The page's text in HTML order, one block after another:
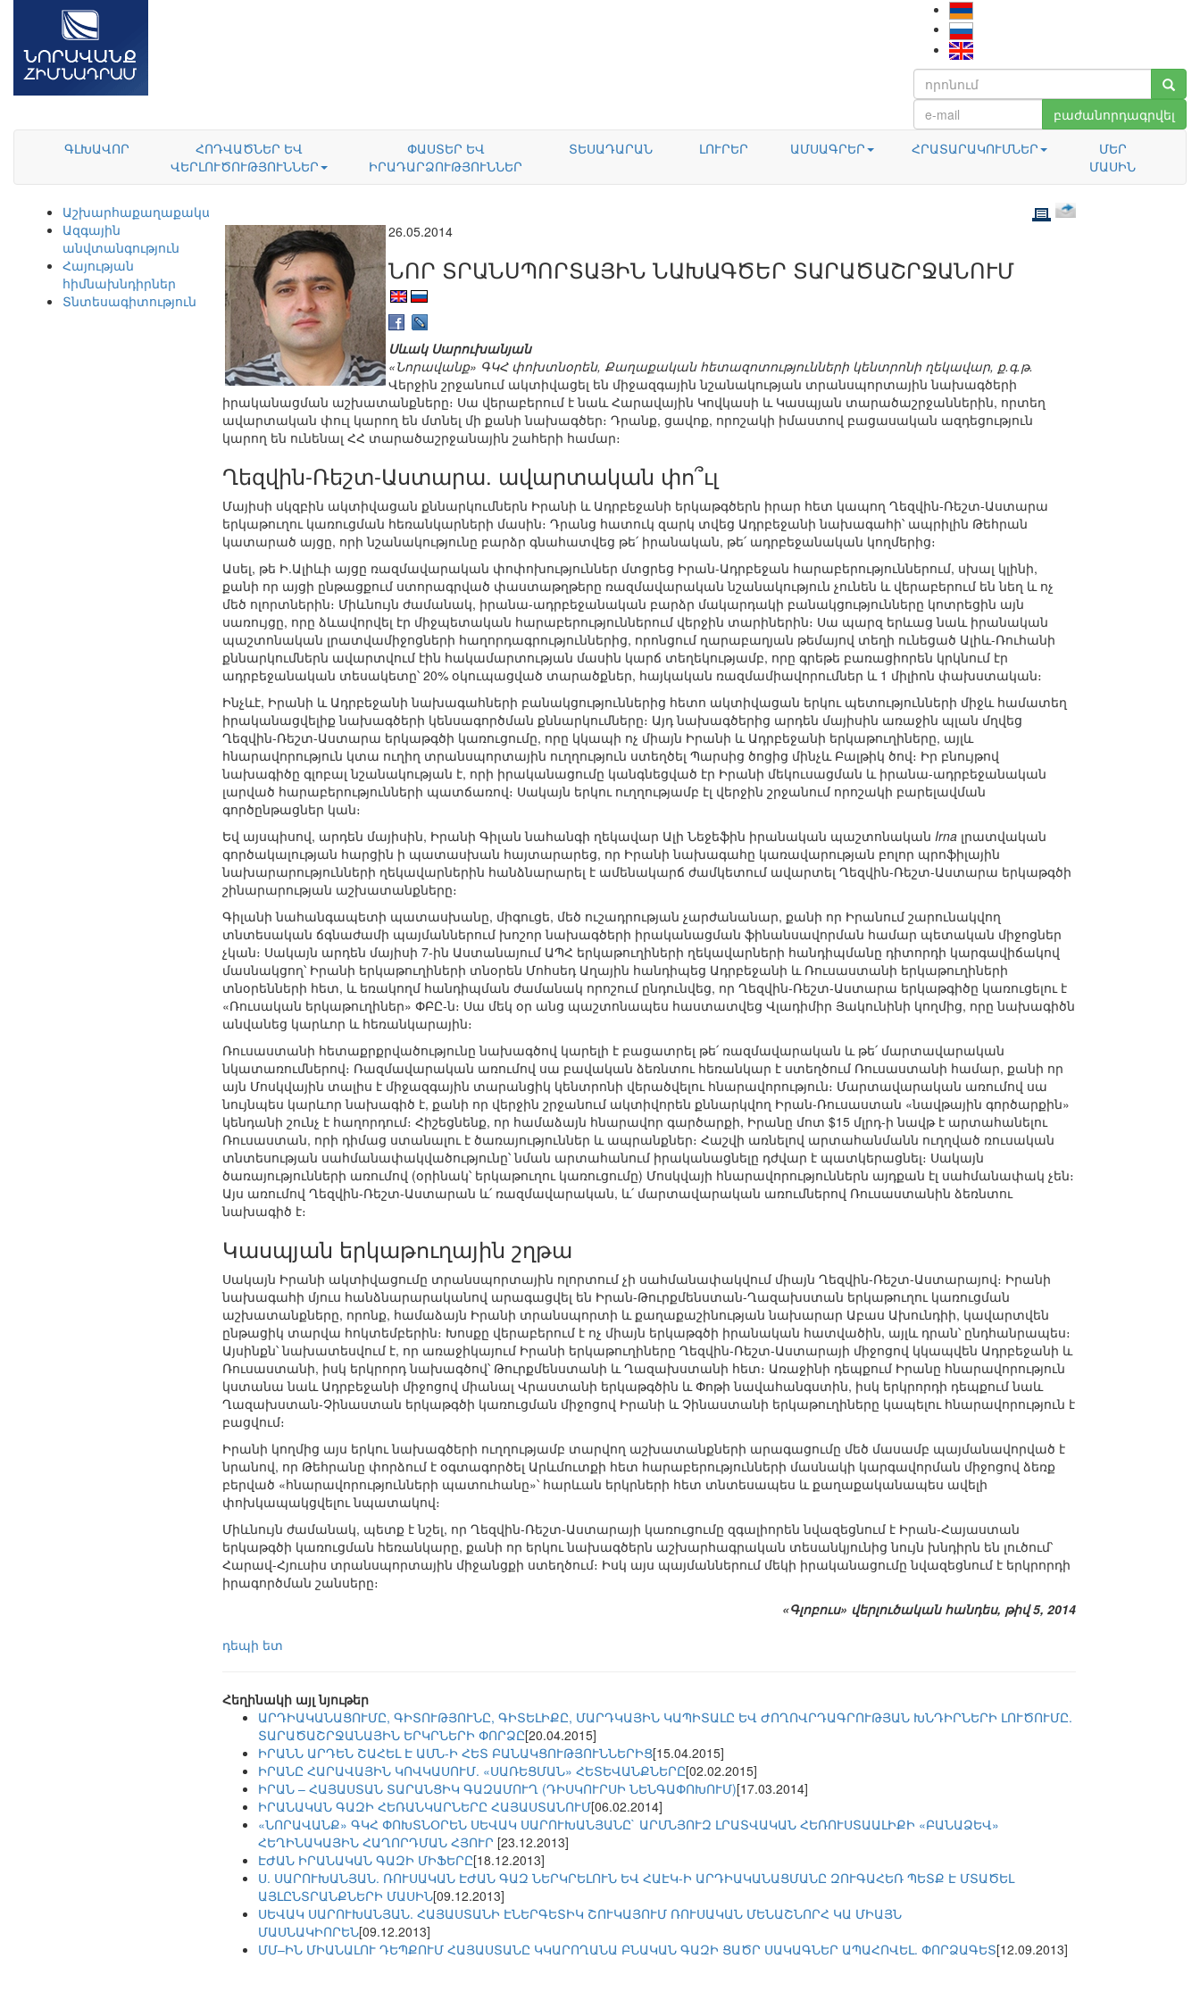
բաժանորդագրվել
ԳԼԽԱՎՈՐ
ՀՈԴՎԱԾՆԵՐ ԵՎ
ՎԵՐԼՈՒԾՈՒԹՅՈՒՆՆԵՐ
ՓԱՍՏԵՐ ԵՎ
ԻՐԱԴԱՐՁՈՒԹՅՈՒՆՆԵՐ
ՏԵՍԱԴԱՐԱՆ ԼՈՒՐԵՐ ԱՄՍԱԳՐԵՐ ՀՐԱՏԱՐԱԿՈՒՄՆԵՐ
ՄԵՐ
ՄԱՍԻՆ
Աշխարհաքաղաքականություն
Ազգային
անվտանգություն
Հայության
հիմնախնդիրներ
Տնտեսագիտություն
26.05.2014
ՆՈՐ ՏՐԱՆՍՊՈՐՏԱՅԻՆ ՆԱԽԱԳԾԵՐ ՏԱՐԱԾԱՇՐՋԱՆՈՒՄ
Սևակ Սարուխանյան
«Նորավանք» ԳԿՀ փոխտնօրեն, Քաղաքական հետազոտությունների կենտրոնի ղեկավար, ք.գ.թ.
Վերջին շրջանում ակտիվացել են միջազգային նշանակության տրանսպորտային նախագծերի
իրականացման աշխատանքները։ Սա վերաբերում է նաև Հարավային Կովկասի և Կասպյան տարածաշրջաններին, որտեղ
ավարտական փուլ կարող են մտնել մի քանի նախագծեր։ Դրանք, ցավոք, որոշակի իմաստով բացասական ազդեցություն
կարող են ունենալ ՀՀ տարածաշրջանային շահերի համար։
Ղեզվին-Ռեշտ-Աստարա. ավարտական փո՞ւլ
Մայիսի սկզբին ակտիվացան քննարկումներն Իրանի և Ադրբեջանի երկաթգծերն իրար հետ կապող Ղեզվին-Ռեշտ-Աստարա
երկաթուղու կառուցման հեռանկարների մասին։ Դրանց հատուկ զարկ տվեց Ադրբեջանի նախագահի՝ ապրիլին Թեհրան
կատարած այցը, որի նշանակությունը բարձր գնահատվեց թե՛ իրանական, թե՛ ադրբեջանական կողմերից։
Ասել, թե Ի.Ալիևի այցը ռազմավարական փոփոխություններ մտցրեց Իրան-Ադրբեջան հարաբերություններում, սխալ կլինի,
քանի որ այցի ընթացքում ստորագրված փաստաթղթերը ռազմավարական նշանակություն չունեն և վերաբերում են նեղ և ոչ
մեծ ոլորտներին։ Միևնույն ժամանակ, իրանա-ադրբեջանական բարձր մակարդակի բանակցությունները կոտրեցին այն
սառույցը, որը ձևավորվել էր միջպետական հարաբերություններում վերջին տարիներին։ Սա պարզ երևաց նաև իրանական
պաշտոնական լրատվամիջոցների հաղորդագրություններից, որոնցում ղարաբաղյան թեմայով տեղի ունեցած Ալիև-Ռուհանի
քննարկումներն ավարտվում էին հակամարտության մասին կարճ տեղեկությամբ, որը գրեթե բառացիորեն կրկնում էր
ադրբեջանական տեսակետը՝ 20% օկուպացված տարածքներ, հայկական ռազմամիավորումներ և 1 միլիոն փախստական։
Ինչևէ, Իրանի և Ադրբեջանի նախագահների բանակցություններից հետո ակտիվացան երկու պետությունների միջև համատեղ
իրականացվելիք նախագծերի կենսագործման քննարկումները։ Այդ նախագծերից արդեն մայիսին առաջին պլան մղվեց
Ղեզվին-Ռեշտ-Աստարա երկաթգծի կառուցումը, որը կկապի ոչ միայն Իրանի և Ադրբեջանի երկաթուղիները, այլև
հնարավորություն կտա ուղիղ տրանսպորտային ուղղություն ստեղծել Պարսից ծոցից մինչև Բալթիկ ծով։ Իր բնույթով
նախագիծը գլոբալ նշանակության է, որի իրականացումը կանգնեցված էր Իրանի մեկուսացման և իրանա-ադրբեջանական
լարված հարաբերությունների պատճառով։ Սակայն երկու ուղղությամբ էլ վերջին շրջանում որոշակի բարելավման
գործընթացներ կան։
Եվ այսպիսով, արդեն մայիսին, Իրանի Գիլան նահանգի ղեկավար Ալի Նեջեֆին իրանական պաշտոնական Irna լրատվական
գործակալության հարցին ի պատասխան հայտարարեց, որ Իրանի նախագահը կառավարության բոլոր պրոֆիլային
նախարարությունների ղեկավարներին հանձնարարել է ամենակարճ ժամկետում ավարտել Ղեզվին-Ռեշտ-Աստարա երկաթգծի
շինարարության աշխատանքները։
Գիլանի նահանգապետի պատասխանը, միգուցե, մեծ ուշադրության չարժանանար, քանի որ Իրանում շարունակվող
տնտեսական ճգնաժամի պայմաններում խոշոր նախագծերի իրականացման ֆինանսավորման համար պետական միջոցներ
չկան։ Սակայն արդեն մայիսի 7-ին Աստանայում ԱՊՀ երկաթուղիների ղեկավարների հանդիպմանը դիտորդի կարգավիճակով
մասնակցող՝ Իրանի երկաթուղիների տնօրեն Մոհսեդ Աղային հանդիպեց Ադրբեջանի և Ռուսաստանի երկաթուղիների
տնօրենների հետ, և եռակողմ հանդիպման ժամանակ որոշում ընդունվեց, որ Ղեզվին-Ռեշտ-Աստարա երկաթգիծը կառուցելու է
«Ռուսական երկաթուղիներ» ՓԲԸ-ն։ Սա մեկ օր անց պաշտոնապես հաստատվեց Վլադիմիր Յակունինի կողմից, որը նախագիծն
անվանեց կարևոր և հեռանկարային։
Ռուսաստանի հետաքրքրվածությունը նախագծով կարելի է բացատրել թե՛ ռազմավարական և թե՛ մարտավարական
նկատառումներով։ Ռազմավարական առումով սա բավական ձեռնտու հեռանկար է ստեղծում Ռուսաստանի համար, քանի որ
այն Մոսկվային տալիս է միջազգային տարանցիկ կենտրոնի վերածվելու հնարավորություն։ Մարտավարական առումով սա
նույնպես կարևոր նախագիծ է, քանի որ վերջին շրջանում ակտիվորեն քննարկվող Իրան-Ռուսաստան «նավթային գործարքին»
կենդանի շունչ է հաղորդում։ Հիշեցնենք, որ համաձայն հնարավոր գարծարքի, Իրանը մոտ $15 մլրդ-ի նավթ է արտահանելու
Ռուսաստան, որի դիմաց ստանալու է ծառայություններ և ապրանքներ։ Հաշվի առնելով արտահանմանն ուղղված ռուսական
տնտեսության սահմանափակվածությունը՝ նման արտահանում իրականացնելը դժվար է պատկերացնել։ Սակայն
ծառայությունների առումով (օրինակ՝ երկաթուղու կառուցումը) Մոսկվայի հնարավորություններն այդքան էլ սահմանափակ չեն։
Այս առումով Ղեզվին-Ռեշտ-Աստարան և՛ ռազմավարական, և՛ մարտավարական առումներով Ռուսաստանին ձեռնտու
նախագիծ է։
Կասպյան երկաթուղային շղթա
Սակայն Իրանի ակտիվացումը տրանսպորտային ոլորտում չի սահմանափակվում միայն Ղեզվին-Ռեշտ-Աստարայով։ Իրանի
նախագահի մյուս հանձնարարականով արագացվել են Իրան-Թուրքմենստան-Ղազախստան երկաթուղու կառուցման
աշխատանքները, որոնք, համաձայն Իրանի տրանսպորտի և քաղաքաշինության նախարար Աբաս Ախունդիի, կավարտվեն
ընթացիկ տարվա հոկտեմբերին։ Խոսքը վերաբերում է ոչ միայն երկաթգծի իրանական հատվածին, այլև դրան՝ ընդհանրապես։
Այսինքն՝ նախատեսվում է, որ առաջիկայում Իրանի երկաթուղիները Ղեզվին-Ռեշտ-Աստարայի միջոցով կկապվեն Ադրբեջանի և
Ռուսաստանի, իսկ երկրորդ նախագծով՝ Թուրքմենստանի և Ղազախստանի հետ։ Առաջինի դեպքում Իրանը հնարավորություն
կստանա նաև Ադրբեջանի միջոցով միանալ Վրաստանի երկաթգծին և Փոթի նավահանգստին, իսկ երկրորդի դեպքում նաև
Ղազախստան-Չինաստան երկաթգծի կառուցման միջոցով Իրանի և Չինաստանի երկաթուղիները կապելու հնարավորություն է
բացվում։
Իրանի կողմից այս երկու նախագծերի ուղղությամբ տարվող աշխատանքների արագացումը մեծ մասամբ պայմանավորված է
նրանով, որ Թեհրանը փորձում է օգտագործել Արևմուտքի հետ հարաբերությունների մասնակի կարգավորման միջոցով ձեռք
բերված «հնարավորությունների պատուհանը»՝ հարևան երկրների հետ տնտեսապես և քաղաքականապես ավելի
փոխկապակցվելու նպատակով։
Միևնույն ժամանակ, պետք է նշել, որ Ղեզվին-Ռեշտ-Աստարայի կառուցումը զգալիորեն նվազեցնում է Իրան-Հայաստան
երկաթգծի կառուցման հեռանկարը, քանի որ երկու նախագծերն աշխարհագրական տեսանկյունից նույն խնդիրն են լուծում՝
Հարավ-Հյուսիս տրանսպորտային միջանցքի ստեղծում։ Իսկ այս պայմաններում մեկի իրականացումը նվազեցնում է երկրորդի
իրագործման շանսերը։
«Գլոբուս» վերլուծական հանդես, թիվ 5, 2014
դեպի ետ
Հեղինակի այլ նյութեր
ԱՐԴԻԱԿԱՆԱՑՈՒՄԸ, ԳԻՏՈՒԹՅՈՒՆԸ, ԳԻՏԵԼԻՔԸ, ՄԱՐԴԿԱՅԻՆ ԿԱՊԻՏԱԼԸ ԵՎ ԺՈՂՈՎՐԴԱԳՐՈՒԹՅԱՆ ԽՆԴԻՐՆԵՐԻ ԼՈՒԾՈՒՄԸ.
ՏԱՐԱԾԱՇՐՋԱՆԱՅԻՆ ԵՐԿՐՆԵՐԻ ՓՈՐՁԸ[20.04.2015]
ԻՐԱՆՆ ԱՐԴԵՆ ՇԱՀԵԼ Է ԱՄՆ-Ի ՀԵՏ ԲԱՆԱԿՑՈՒԹՅՈՒՆՆԵՐԻՑ[15.04.2015]
ԻՐԱՆԸ ՀԱՐԱՎԱՅԻՆ ԿՈՎԿԱՍՈՒՄ. «ՍԱՌԵՑՄԱՆ» ՀԵՏԵՎԱՆՔՆԵՐԸ[02.02.2015]
ԻՐԱՆ – ՀԱՅԱՍՏԱՆ ՏԱՐԱՆՑԻԿ ԳԱԶԱՄՈՒՂ (ԴԻՍԿՈՒՐՍԻ ՆԵՆԳԱՓՈԽՈՒՄ)[17.03.2014]
ԻՐԱՆԱԿԱՆ ԳԱԶԻ ՀԵՌԱՆԿԱՐՆԵՐԸ ՀԱՅԱՍՏԱՆՈՒՄ[06.02.2014]
«ՆՈՐԱՎԱՆՔ» ԳԿՀ ՓՈԽՏՆՕՐԵՆ ՍԵՎԱԿ ՍԱՐՈՒԽԱՆՅԱՆԸ` ԱՐՄՆՅՈՒԶ ԼՐԱՏՎԱԿԱՆ ՀԵՌՈՒՍՏԱԱԼԻՔԻ «ԲԱՆԱՁԵՎ»
ՀԵՂԻՆԱԿԱՅԻՆ ՀԱՂՈՐԴՄԱՆ ՀՅՈՒՐ [23.12.2013]
ԷԺԱՆ ԻՐԱՆԱԿԱՆ ԳԱԶԻ ՄԻՖԵՐԸ[18.12.2013]
Ս. ՍԱՐՈՒԽԱՆՅԱՆ. ՌՈՒՍԱԿԱՆ ԷԺԱՆ ԳԱԶ ՆԵՐԿՐԵԼՈՒՆ ԵՎ ՀԱԷԿ-Ի ԱՐԴԻԱԿԱՆԱՑՄԱՆԸ ԶՈՒԳԱՀԵՌ ՊԵՏՔ Է ՄՏԱԾԵԼ
ԱՅԼԸՆՏՐԱՆՔՆԵՐԻ ՄԱՍԻՆ[09.12.2013]
ՍԵՎԱԿ ՍԱՐՈՒԽԱՆՅԱՆ. ՀԱՅԱՍՏԱՆԻ ԷՆԵՐԳԵՏԻԿ ՇՈՒԿԱՅՈՒՄ ՌՈՒՍԱԿԱՆ ՄԵՆԱՇՆՈՐՀ ԿԱ ՄԻԱՅՆ
ՄԱՍՆԱԿԻՈՐԵՆ[09.12.2013]
ՄՄ–ԻՆ ՄԻԱՆԱԼՈՒ ԴԵՊՔՈՒՄ ՀԱՅԱՍՏԱՆԸ ԿԿԱՐՈՂԱՆԱ ԲՆԱԿԱՆ ԳԱԶԻ ՑԱԾՐ ՍԱԿԱԳՆԵՐ ԱՊԱՀՈՎԵԼ. ՓՈՐՁԱԳԵՏ[12.09.2013]